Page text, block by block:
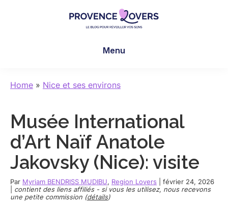
sens
-
Le
blog
de
Claire
et
Manu
Menu
Home » Nice et ses environs
Musée International
d’Art Naïf Anatole
Jakovsky (Nice): visite
Par Myriam BENDRISS MUDIBU, Region Lovers
février 24, 2026
contient des liens affiliés - si vous les utilisez, nous recevons
une petite commission (détails)